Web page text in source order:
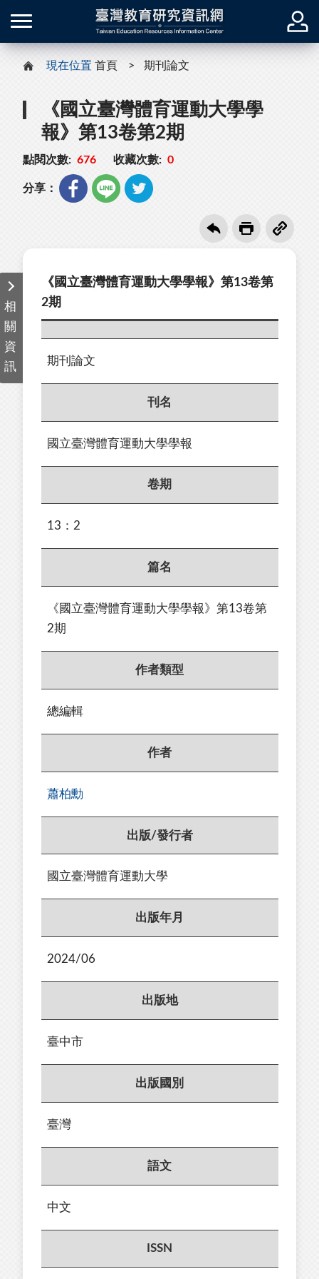
現在位置 首頁 期刊論文
《國立臺灣體育運動大學學
報》第13卷第2期
點閱次數: 676 收藏次數: 0
分享：
相
關
資
訊
《國立臺灣體育運動大學學報》第13卷第
2期
期刊論文
刊名
國立臺灣體育運動大學學報
卷期
13：2
篇名
《國立臺灣體育運動大學學報》第13卷第
2期
作者類型
總編輯
作者
蕭柏勳
出版/發行者
國立臺灣體育運動大學
出版年月
2024/06
出版地
臺中市
出版國別
臺灣
語文
中文
ISSN